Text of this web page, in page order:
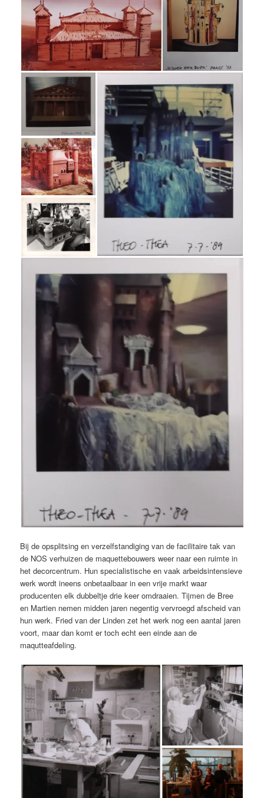
Bij de opsplitsing en verzelfstandiging van de facilitaire tak van
de NOS verhuizen de maquettebouwers weer naar een ruimte in
het decorcentrum. Hun specialistische en vaak arbeidsintensieve
werk wordt ineens onbetaalbaar in een vrije markt waar
producenten elk dubbeltje drie keer omdraaien. Tijmen de Bree
en Martien nemen midden jaren negentig vervroegd afscheid van
hun werk. Fried van der Linden zet het werk nog een aantal jaren
voort, maar dan komt er toch echt een einde aan de
maqutteafdeling.